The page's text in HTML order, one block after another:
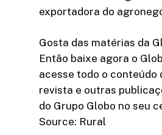
exportadora do
Gosta das matérias da
Então baixe agora o
acesse todo o conteúdo
revista e outras
do Grupo Globo no seu
Source: Rural